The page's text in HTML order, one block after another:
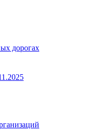
дорогах